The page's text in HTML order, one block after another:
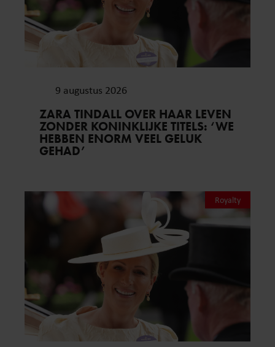
9 augustus 2026
ZARA TINDALL OVER HAAR LEVEN
ZONDER KONINKLIJKE TITELS: ‘WE
HEBBEN ENORM VEEL GELUK
GEHAD’
Royalty